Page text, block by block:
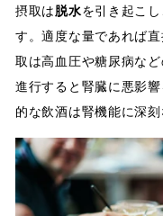
摂取は脱水を引き起こ
す。適度な量であれば
取は高血圧や糖尿病な
進行すると腎臓に悪影
的な飲酒は腎機能に深